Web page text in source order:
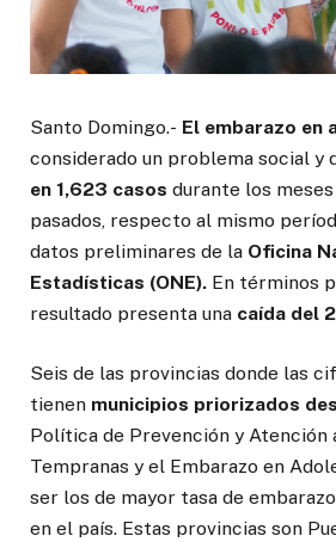
Santo Domingo.- El embarazo en
considerado un problema social y
en 1,623 casos durante los
pasados, respecto al mismo
datos preliminares de la Oficina
Estadísticas (ONE). En términos
resultado presenta una caída del
Seis de las provincias donde las
tienen municipios priorizados
Política de Prevención y Atención
Tempranas y el Embarazo en
ser los de mayor tasa de
en el país. Estas provincias son